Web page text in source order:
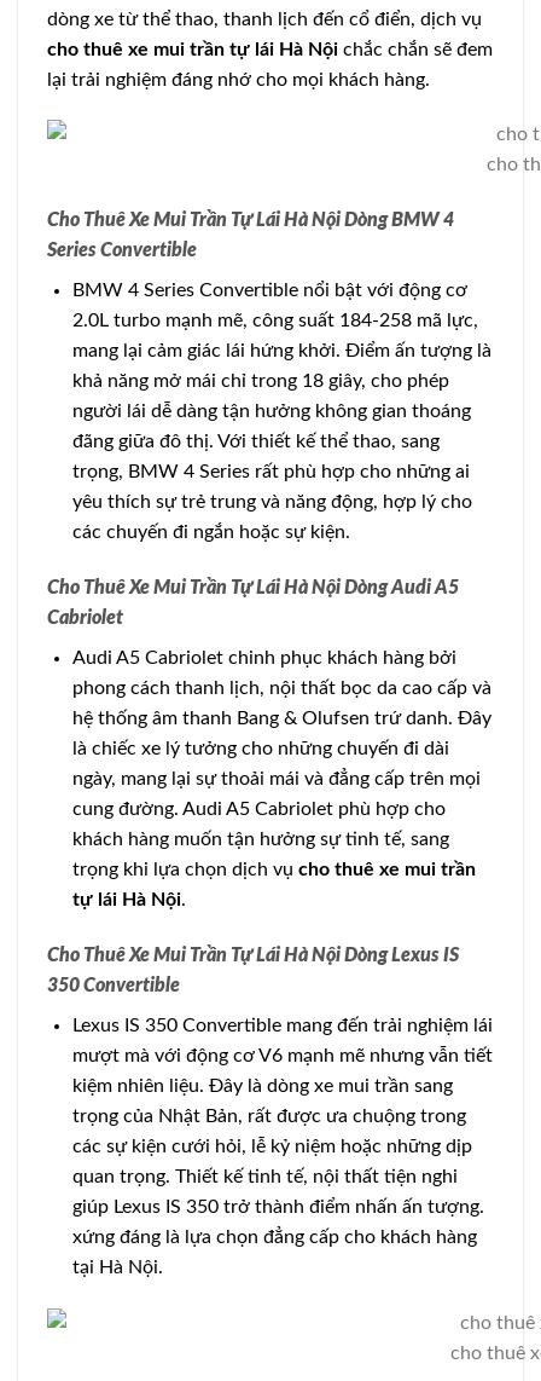
dòng xe từ thể thao, thanh lịch đến cổ điển, dịch vụ
cho thuê xe mui trần tự lái Hà Nội chắc chắn sẽ đem
lại trải nghiệm đáng nhớ cho mọi khách hàng.
cho
Cho Thuê Xe Mui Trần Tự Lái Hà Nội Dòng BMW 4
Series Convertible
BMW 4 Series Convertible nổi bật với động cơ
2.0L turbo mạnh mẽ, công suất 184-258 mã lực,
mang lại cảm giác lái hứng khởi. Điểm ấn tượng là
khả năng mở mái chỉ trong 18 giây, cho phép
người lái dễ dàng tận hưởng không gian thoáng
đãng giữa đô thị. Với thiết kế thể thao, sang
trọng, BMW 4 Series rất phù hợp cho những ai
yêu thích sự trẻ trung và năng động, hợp lý cho
các chuyến đi ngắn hoặc sự kiện.
Cho Thuê Xe Mui Trần Tự Lái Hà Nội Dòng Audi A5
Cabriolet
Audi A5 Cabriolet chinh phục khách hàng bởi
phong cách thanh lịch, nội thất bọc da cao cấp và
hệ thống âm thanh Bang & Olufsen trứ danh. Đây
là chiếc xe lý tưởng cho những chuyến đi dài
ngày, mang lại sự thoải mái và đẳng cấp trên mọi
cung đường. Audi A5 Cabriolet phù hợp cho
khách hàng muốn tận hưởng sự tinh tế, sang
trọng khi lựa chọn dịch vụ cho thuê xe mui trần
tự lái Hà Nội.
Cho Thuê Xe Mui Trần Tự Lái Hà Nội Dòng Lexus IS
350 Convertible
Lexus IS 350 Convertible mang đến trải nghiệm lái
mượt mà với động cơ V6 mạnh mẽ nhưng vẫn tiết
kiệm nhiên liệu. Đây là dòng xe mui trần sang
trọng của Nhật Bản, rất được ưa chuộng trong
các sự kiện cưới hỏi, lễ kỷ niệm hoặc những dịp
quan trọng. Thiết kế tinh tế, nội thất tiện nghi
giúp Lexus IS 350 trở thành điểm nhấn ấn tượng.
xứng đáng là lựa chọn đẳng cấp cho khách hàng
tại Hà Nội.
cho thuê